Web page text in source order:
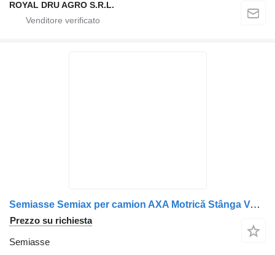
ROYAL DRU AGRO S.R.L.
Semiasse Semiax per camion AXA Motrică Stânga Volvo 20732973
Prezzo su richiesta
Semiasse